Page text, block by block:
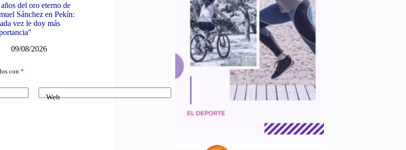
del oro eterno de
Sánchez en Pekín:
vez le doy más
09/08/2026
con *
Web